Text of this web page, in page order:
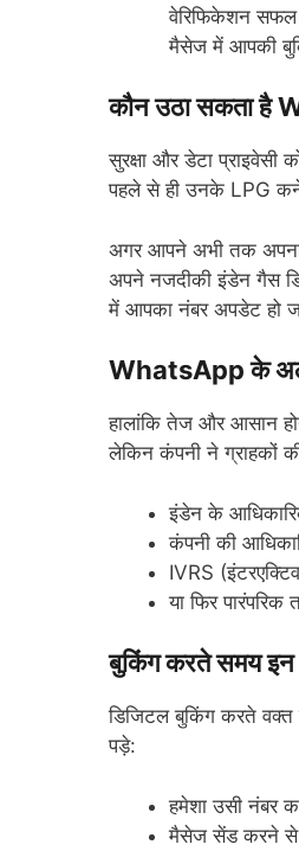
वेरिफिकेशन सफल
मैसेज में आपकी
कौन उठा सकता है
सुरक्षा और डेटा
पहले से ही उनके LPG
अगर आपने अभी तक अपना
अपने नजदीकी इंडेन गैस
में आपका नंबर अपडेट हो
WhatsApp के
हालांकि तेज और आसान
लेकिन कंपनी ने ग्राहकों
इंडेन के
कंपनी की
IVRS
या फिर
बुकिंग करते समय इन
डिजिटल बुकिंग करते वक्त
पड़े:
हमेशा उसी नंबर
मैसेज सेंड करने से